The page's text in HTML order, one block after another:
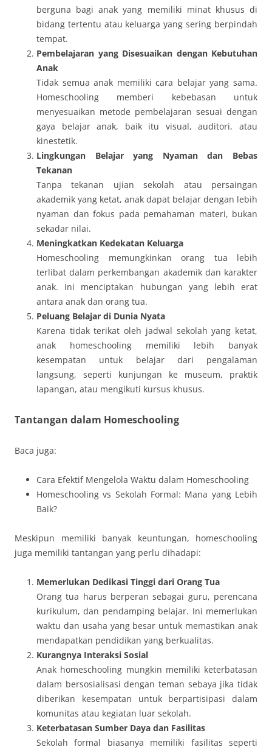
berguna bagi anak yang memiliki minat khusus di
bidang tertentu atau keluarga yang sering berpindah
tempat.
Pembelajaran yang Disesuaikan dengan Kebutuhan
Anak
Tidak semua anak memiliki cara belajar yang sama.
Homeschooling memberi kebebasan untuk
menyesuaikan metode pembelajaran sesuai dengan
gaya belajar anak, baik itu visual, auditori, atau
kinestetik.
Lingkungan Belajar yang Nyaman dan Bebas
Tekanan
Tanpa tekanan ujian sekolah atau persaingan
akademik yang ketat, anak dapat belajar dengan lebih
nyaman dan fokus pada pemahaman materi, bukan
sekadar nilai.
Meningkatkan Kedekatan Keluarga
Homeschooling memungkinkan orang tua lebih
terlibat dalam perkembangan akademik dan karakter
anak. Ini menciptakan hubungan yang lebih erat
antara anak dan orang tua.
Peluang Belajar di Dunia Nyata
Karena tidak terikat oleh jadwal sekolah yang ketat,
anak homeschooling memiliki lebih banyak
kesempatan untuk belajar dari pengalaman
langsung, seperti kunjungan ke museum, praktik
lapangan, atau mengikuti kursus khusus.
Tantangan dalam Homeschooling
Baca juga:
Cara Efektif Mengelola Waktu dalam Homeschooling
Homeschooling vs Sekolah Formal: Mana yang Lebih
Baik?
Meskipun memiliki banyak keuntungan, homeschooling
juga memiliki tantangan yang perlu dihadapi:
Memerlukan Dedikasi Tinggi dari Orang Tua
Orang tua harus berperan sebagai guru, perencana
kurikulum, dan pendamping belajar. Ini memerlukan
waktu dan usaha yang besar untuk memastikan anak
mendapatkan pendidikan yang berkualitas.
Kurangnya Interaksi Sosial
Anak homeschooling mungkin memiliki keterbatasan
dalam bersosialisasi dengan teman sebaya jika tidak
diberikan kesempatan untuk berpartisipasi dalam
komunitas atau kegiatan luar sekolah.
Keterbatasan Sumber Daya dan Fasilitas
Sekolah formal biasanya memiliki fasilitas seperti